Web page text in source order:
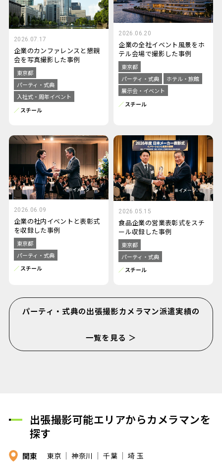
2026.07.17
企業のカンファレンスと懇親
会を写真撮影した事例
東京都
パーティ・式典
入社式・周年イベント
スチール
2026.06.20
企業の全社イベント風景をホ
テル会場で撮影した事例
東京都
パーティ・式典
ホテル・旅館
展示会・イベント
スチール
2026.06.09
企業の社内イベントと表彰式
を収録した事例
東京都
パーティ・式典
スチール
2026.05.15
食品企業の営業表彰式をスチ
ール収録した事例
東京都
パーティ・式典
スチール
パーティ・式典の出張撮影カメラマン派遣実績の
一覧を見る ＞
出張撮影可能エリアからカメラマンを
探す
関東 東京 神奈川 千葉 埼 玉